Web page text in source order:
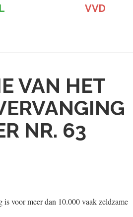
VVD
VAN HET
NR. 63
is voor meer dan 10.000 vaak zeldzame